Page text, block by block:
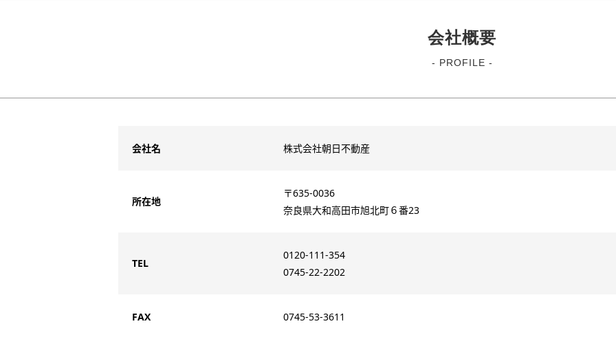
会社概要
- PROFILE -
会社名 株式会社朝日不動産
所在地
〒635-0036
奈良県大和高田市旭北町６番23
TEL
0120-111-354
0745-22-2202
FAX 0745-53-3611